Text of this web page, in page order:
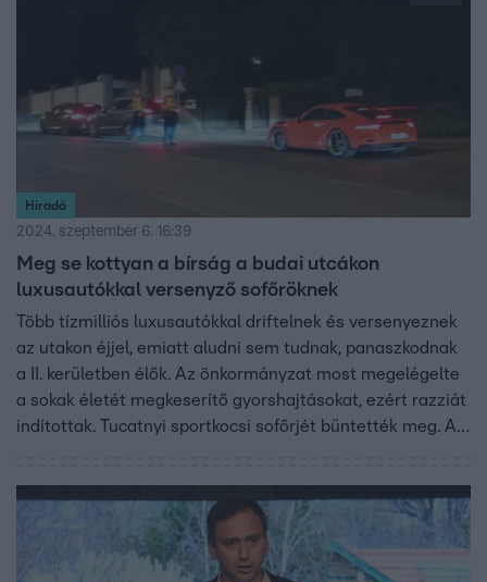
Híradó
2024. szeptember 6. 16:39
Meg se kottyan a bírság a budai utcákon
luxusautókkal versenyző sofőröknek
Több tízmilliós luxusautókkal driftelnek és versenyeznek
az utakon éjjel, emiatt aludni sem tudnak, panaszkodnak
a II. kerületben élők. Az önkormányzat most megelégelte
a sokak életét megkeserítő gyorshajtásokat, ezért razziát
indítottak. Tucatnyi sportkocsi sofőrjét büntették meg. A
európai országhoz hasonlóan – végleg elkobozná tőlük az